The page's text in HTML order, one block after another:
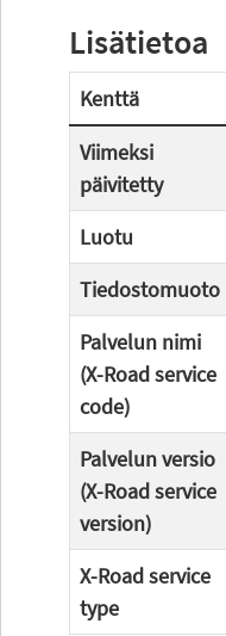
Lisätietoa
Kenttä
Viimeksi
päivitetty
Luotu
Tiedostomuoto
Palvelun nimi
(X-Road service
code)
Palvelun versio
(X-Road service
version)
X-Road service
type